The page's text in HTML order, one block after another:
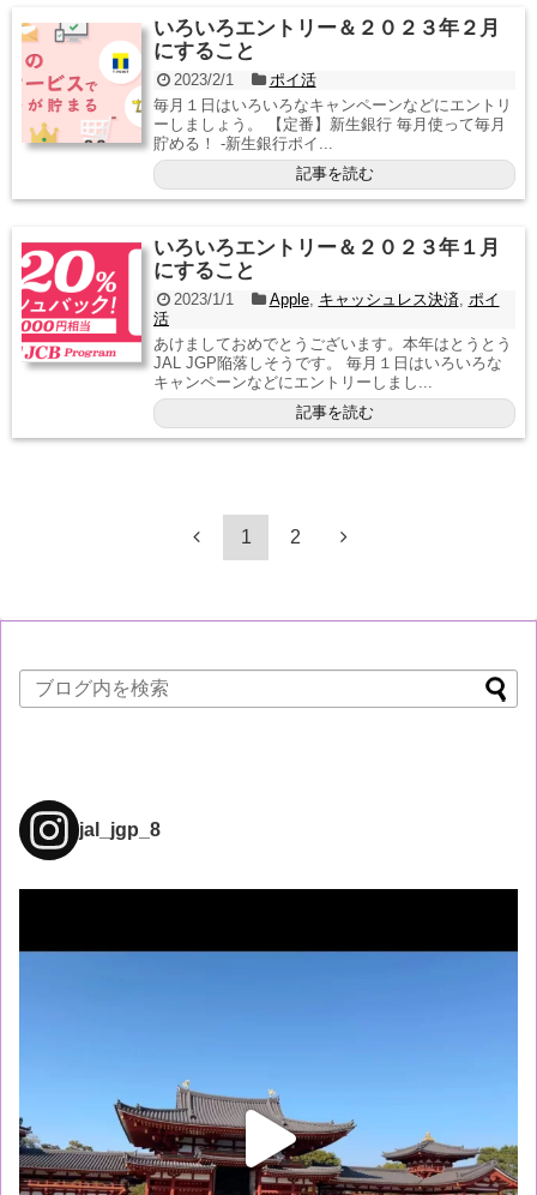
いろいろエントリー＆２０２３年２月
にすること
2023/2/1
ポイ活
毎月１日はいろいろなキャンペーンなどにエントリ
ーしましょう。 【定番】新生銀行 毎月使って毎月
貯める！ -新生銀行ポイ...
記事を読む
いろいろエントリー＆２０２３年１月
にすること
2023/1/1 Apple, キャッシュレス決済
ポイ
活
あけましておめでとうございます。本年はとうとう
JAL JGP陥落しそうです。 毎月１日はいろいろな
キャンペーンなどにエントリーしまし...
記事を読む
1 2
jal_jgp_8